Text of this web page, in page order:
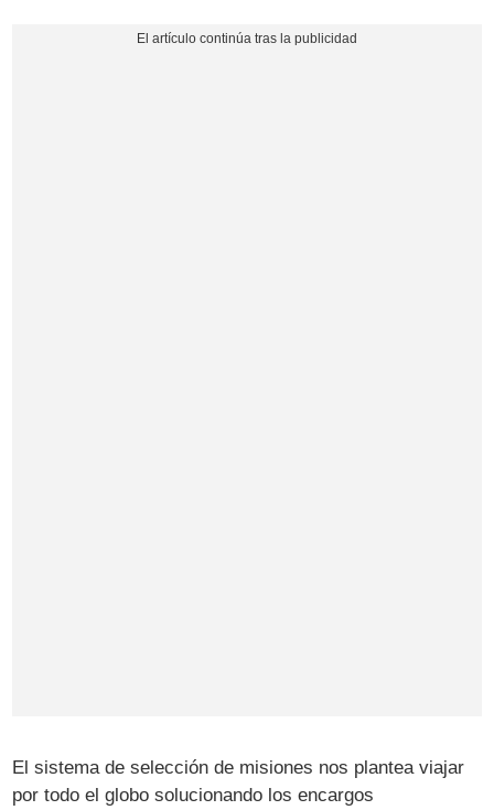
El sistema de selección de misiones nos plantea viajar
por todo el globo solucionando los encargos